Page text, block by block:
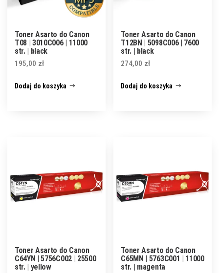
Toner Asarto do Canon
T08 | 3010C006 | 11000
str. | black
195,00 zł
Dodaj do koszyka
Toner Asarto do Canon
T12BN | 5098C006 | 7600
str. | black
274,00 zł
Dodaj do koszyka
Toner Asarto do Canon
C64YN | 5756C002 | 25500
str. | yellow
Toner Asarto do Canon
C65MN | 5763C001 | 11000
str. | magenta